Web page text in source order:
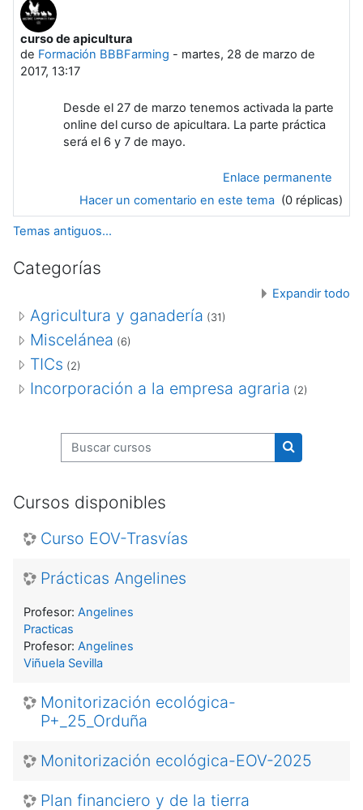
curso de apicultura
de Formación BBBFarming - martes, 28 de marzo de
2017, 13:17
Desde el 27 de marzo tenemos activada la parte
online del curso de apicultara. La parte práctica
será el 6 y 7 de mayo.
Enlace permanente
Hacer un comentario en este tema (0 réplicas)
Temas antiguos...
Categorías
Expandir todo
Agricultura y ganadería (31)
Miscelánea (6)
TICs (2)
Incorporación a la empresa agraria (2)
Buscar cursos
Buscar
Cursos disponibles
Curso EOV-Trasvías
Prácticas Angelines
Profesor: Angelines
Practicas
Profesor: Angelines
Viñuela Sevilla
Monitorización ecológica-
P+_25_Orduña
Monitorización ecológica-EOV-2025
Plan financiero y de la tierra